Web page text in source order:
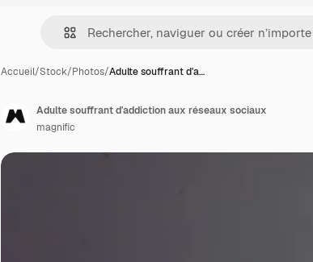
Accueil/Stock/Photos/Adulte souffrant d'a…
Adulte souffrant d'addiction aux réseaux sociaux
magnific